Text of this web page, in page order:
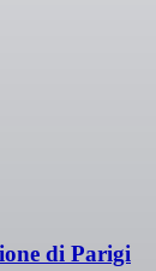
di Parigi